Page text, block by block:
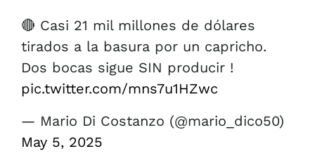
🔴 Casi 21 mil millones de dólares
tirados a la basura por un capricho.
Dos bocas sigue SIN producir !
pic.twitter.com/mns7u1HZwc
— Mario Di Costanzo (@mario_dico50)
May 5, 2025